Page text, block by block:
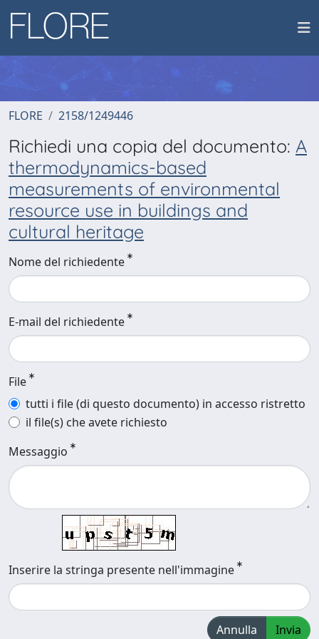
FLORE 2158/1249446
Richiedi una copia del documento: A
thermodynamics-based
measurements of environmental
resource use in buildings and
cultural heritage
Nome del richiedente
E-mail del richiedente
File
tutti i file (di questo documento) in accesso ristretto
il file(s) che avete richiesto
Messaggio
Inserire la stringa presente nell'immagine
Annulla Invia